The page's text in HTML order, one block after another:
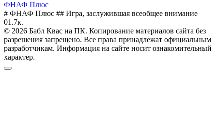
ФНАФ Плюс
# ФНАФ Плюс ## Игра, заслужившая всеобщее внимание
01.7к.
© 2026 Бабл Квас на ПК. Копирование материалов сайта без
разрешения запрещено. Все права принадлежат официальным
разработчикам. Информация на сайте носит ознакомительный
характер.